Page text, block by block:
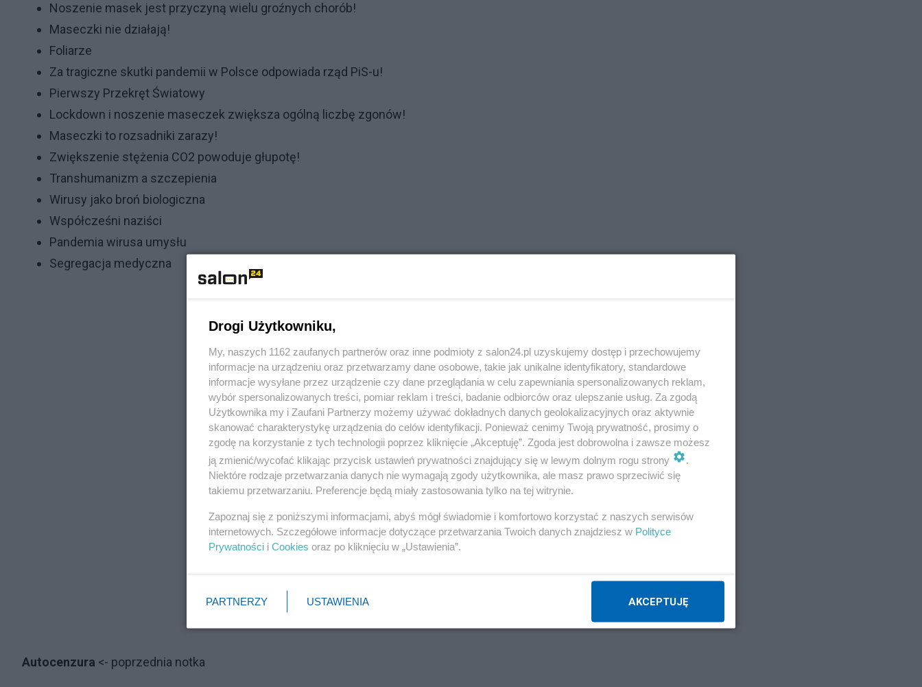
Noszenie masek jest przyczyną wielu groźnych chorób!
Maseczki nie działają!
Foliarze
Za tragiczne skutki pandemii w Polsce odpowiada rząd PiS-u!
Pierwszy Przekręt Światowy
Lockdown i noszenie maseczek zwiększa ogólną liczbę zgonów!
Maseczki to rozsadniki zarazy!
Zwiększenie stężenia CO2 powoduje głupotę!
Transhumanizm a szczepienia
Wirusy jako broń biologiczna
Współcześni naziści
Pandemia wirusa umysłu
Segregacja medyczna
Autocenzura <- poprzednia notka
Drogi Użytkowniku,
My, naszych 1162 zaufanych partnerów oraz inne podmioty z salon24.pl uzyskujemy dostęp i przechowujemy
informacje na urządzeniu oraz przetwarzamy dane osobowe, takie jak unikalne identyfikatory, standardowe
informacje wysyłane przez urządzenie czy dane przeglądania w celu zapewniania spersonalizowanych reklam,
wybór spersonalizowanych treści, pomiar reklam i treści, badanie odbiorców oraz ulepszanie usług. Za zgodą
Użytkownika my i Zaufani Partnerzy możemy używać dokładnych danych geolokalizacyjnych oraz aktywnie
skanować charakterystykę urządzenia do celów identyfikacji. Ponieważ cenimy Twoją prywatność, prosimy o
zgodę na korzystanie z tych technologii poprzez kliknięcie „Akceptuję”. Zgoda jest dobrowolna i zawsze możesz
ją zmienić/wycofać klikając przycisk ustawień prywatności znajdujący się w lewym dolnym rogu strony
.
Niektóre rodzaje przetwarzania danych nie wymagają zgody użytkownika, ale masz prawo sprzeciwić się
takiemu przetwarzaniu. Preferencje będą miały zastosowania tylko na tej witrynie.
Zapoznaj się z poniższymi informacjami, abyś mógł świadomie i komfortowo korzystać z naszych serwisów
internetowych. Szczegółowe informacje dotyczące przetwarzania Twoich danych znajdziesz w Polityce
Prywatności i Cookies oraz po kliknięciu w „Ustawienia”.
PARTNERZY USTAWIENIA AKCEPTUJĘ